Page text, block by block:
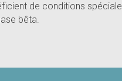
de conditions
bêta.